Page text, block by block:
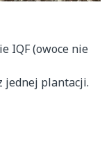
IQF (owoce nie
jednej plantacji.